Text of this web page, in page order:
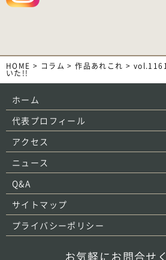
HOME > コラム >作品あれこれ >
いた!!
ホーム
代表プロフィール
アクセス
ニュース
Q&A
サイトマップ
プライバシーポリシー
お気軽にお問合せ